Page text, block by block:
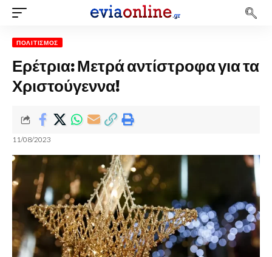
ΠΟΛΙΤΙΣΜΌΣ
Ερέτρια: Μετρά αντίστροφα για τα
Χριστούγεννα!
11/08/2023